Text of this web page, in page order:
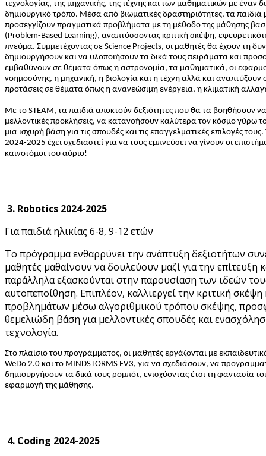
τεχνολογίας, της μηχανικής, της τέχνης και των μαθηματικών με έναν
δημιουργικό τρόπο. Μέσα από βιωματικές δραστηριότητες, τα παιδιά
προσεγγίζουν πραγματικά προβλήματα με τη μέθοδο της μάθησης
(Problem-Based Learning), αναπτύσσοντας κριτική σκέψη,
πνεύμα. Συμμετέχοντας σε Science Projects, οι μαθητές θα έχουν τη
δημιουργήσουν και να υλοποιήσουν τα δικά τους πειράματα και
εμβαθύνουν σε θέματα όπως η αστρονομία, τα μαθηματικά, οι
νοημοσύνης, η μηχανική, η βιολογία και η τέχνη αλλά και αναπτύξουν
προτάσεις σε θέματα όπως η ανανεώσιμη ενέργεια, η κλιματική
Με το STEAM, τα παιδιά αποκτούν δεξιότητες που θα τα βοηθήσουν
μελλοντικές προκλήσεις, να κατανοήσουν καλύτερα τον κόσμο γύρω
μια ισχυρή βάση για τις σπουδές και τις επαγγελματικές επιλογές
2024-2025 έχει σχεδιαστεί για να τους εμπνεύσει να γίνουν οι
καινοτόμοι του αύριο!
3. Robotics 2024-2025
Για παιδιά ηλικίας 6-8, 9-12 ετών
Το πρόγραμμα ενθαρρύνει την ανάπτυξη δεξιοτήτων
μαθητές μαθαίνουν να δουλεύουν μαζί για την
παράλληλα εξασκούνται στην παρουσίαση των ιδεών
αυτοπεποίθηση. Επιπλέον, καλλιεργεί την κριτική σκέψη
προβλημάτων μέσω αλγοριθμικού τρόπου σκέψης,
θεμελιώδη βάση για μελλοντικές σπουδές και
τεχνολογία.
Στο πλαίσιο του προγράμματος, οι μαθητές εργάζονται με
WeDo 2.0 και το MINDSTORMS EV3, για να σχεδιάσουν, να
δημιουργήσουν τα δικά τους ρομπότ, ενισχύοντας έτσι τη φαντασία
εφαρμογή της μάθησης.
4. Coding 2024-2025